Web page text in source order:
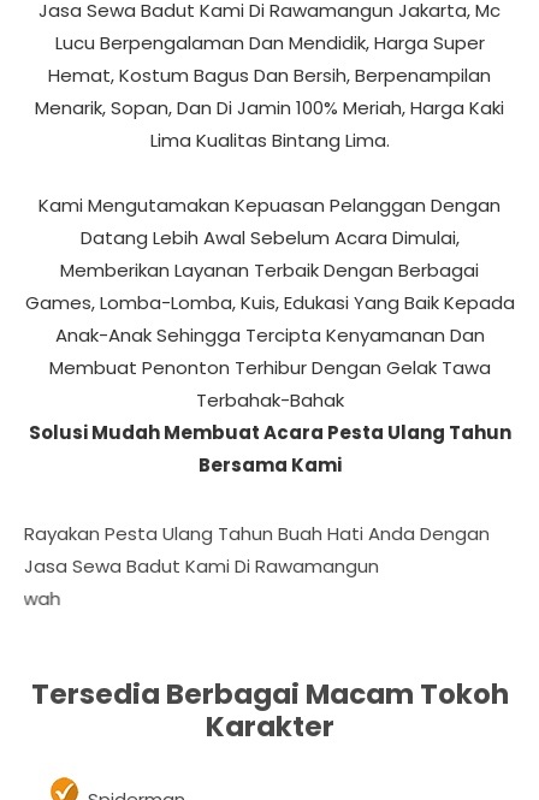
Rayakan Pesta Ulang Tahun Buah Hati Anda Dengan
Jasa Sewa Badut Kami Di Rawamangun Jakarta, Mc
Lucu Berpengalaman Dan Mendidik, Harga Super
Menarik, Sopan, Dan Di Jamin 100% Meriah, Harga Kaki
Lima Kualitas Bintang Lima.
Kami Mengutamakan Kepuasan Pelanggan Dengan
Datang Lebih Awal Sebelum Acara Dimulai,
Memberikan Layanan Terbaik Dengan Berbagai
Games, Lomba-Lomba, Kuis, Edukasi Yang Baik Kepada
Anak-Anak Sehingga Tercipta Kenyamanan Dan
Membuat Penonton Terhibur Dengan Gelak Tawa
Bersama Kami
Daftar Harga
Tersedia Berbagai Macam Tokoh